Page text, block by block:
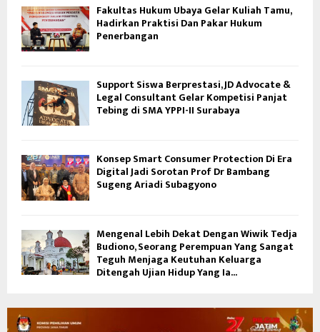
Fakultas Hukum Ubaya Gelar Kuliah Tamu,
Hadirkan Praktisi Dan Pakar Hukum
Penerbangan
Support Siswa Berprestasi, JD Advocate &
Legal Consultant Gelar Kompetisi Panjat
Tebing di SMA YPPI-II Surabaya
Konsep Smart Consumer Protection Di Era
Digital Jadi Sorotan Prof Dr Bambang
Sugeng Ariadi Subagyono
Mengenal Lebih Dekat Dengan Wiwik Tedja
Budiono, Seorang Perempuan Yang Sangat
Teguh Menjaga Keutuhan Keluarga
Ditengah Ujian Hidup Yang Ia...